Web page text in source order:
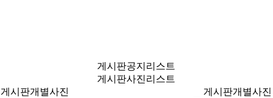
게시판공지리스트
게시판사진리스트
게시판개별사진 게시판개별사진